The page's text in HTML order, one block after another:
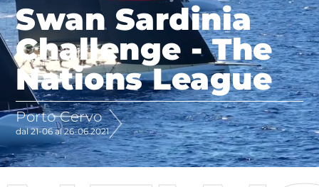
Swan Sardinia
Challenge - The
Nations League
Porto Cervo
dal 21-06 al 26-06 2021